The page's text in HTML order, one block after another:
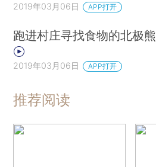
2019年03月06日 APP打开
跑进村庄寻找食物的北极熊
2019年03月06日 APP打开
推荐阅读